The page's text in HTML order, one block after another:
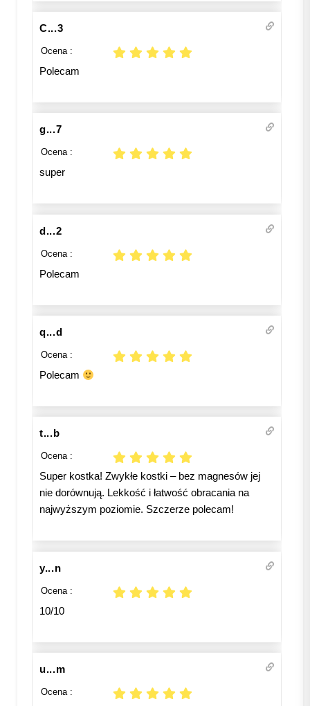
C...3
Ocena :
Polecam
g...7
Ocena :
super
d...2
Ocena :
Polecam
q...d
Ocena :
Polecam
t...b
Ocena :
Super kostka! Zwykłe kostki – bez magnesów jej
nie dorównują. Lekkość i łatwość obracania na
najwyższym poziomie. Szczerze polecam!
y...n
Ocena :
10/10
u...m
Ocena :